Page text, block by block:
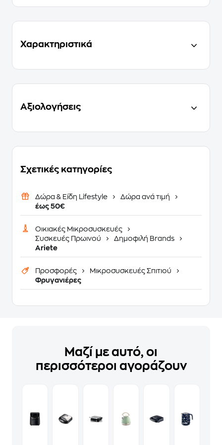
Χαρακτηριστικά
Αξιολογήσεις
Σχετικές κατηγορίες
Δώρα & Είδη Lifestyle
Δώρα ανά τιμή
έως 50€
Οικιακές Μικροσυσκευές
Συσκευές Πρωινού
Δημοφιλή Brands
Ariete
Προσφορές
Μικροσυσκευές Σπιτιού
Φρυγανιέρες
Μαζί με αυτό, οι
περισσότεροι αγοράζουν